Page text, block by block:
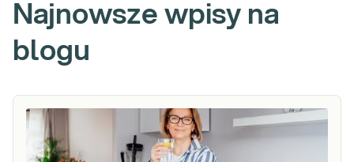
Najnowsze wpisy na
blogu